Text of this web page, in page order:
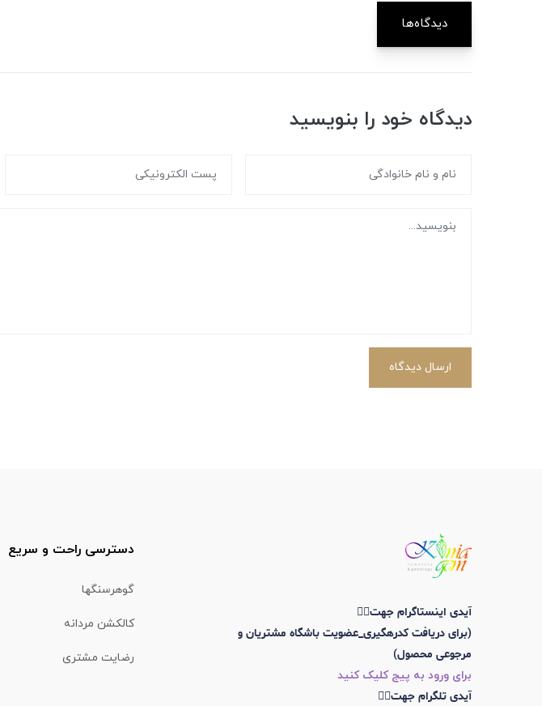
دیدگاه‌ها
دیدگاه خود را بنویسید
ارسال دیدگاه
آیدی اینستاگرام جهت👇🏼
(برای دریافت کدرهگیری_عضویت باشگاه مشتریان و
مرجوعی محصول)
برای ورود به پیج کلیک کنید
آیدی تلگرام جهت👇🏼
دسترسی راحت و سریع
گوهرسنگها
کالکشن مردانه
رضایت مشتری